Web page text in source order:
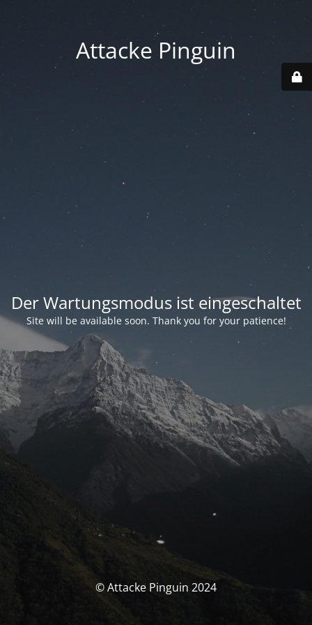
Attacke Pinguin
Der Wartungsmodus ist eingeschaltet
Site will be available soon. Thank you for your patience!
© Attacke Pinguin 2024